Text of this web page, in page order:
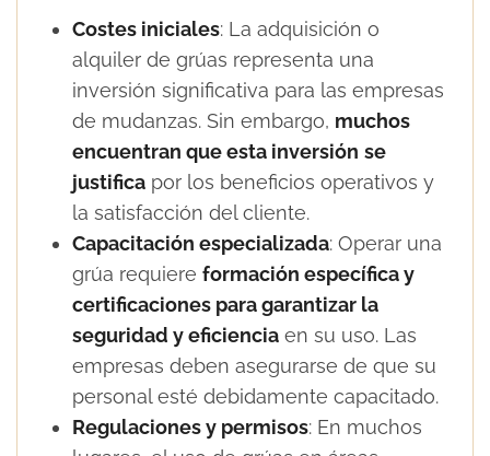
Costes iniciales: La adquisición o
alquiler de grúas representa una
inversión significativa para las empresas
de mudanzas. Sin embargo, muchos
encuentran que esta inversión se
justifica por los beneficios operativos y
la satisfacción del cliente.
Capacitación especializada: Operar una
grúa requiere formación específica y
certificaciones para garantizar la
seguridad y eficiencia en su uso. Las
empresas deben asegurarse de que su
personal esté debidamente capacitado.
Regulaciones y permisos: En muchos